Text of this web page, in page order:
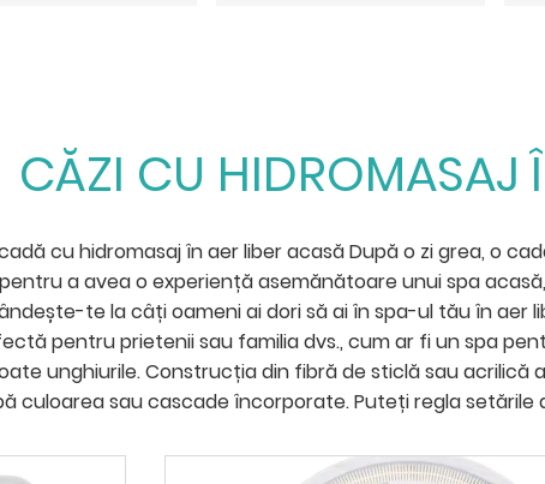
CĂZI CU HIDROMASAJ
cu hidromasaj în aer liber acasă După o zi grea, o
a avea o experiență asemănătoare unui spa
te la câți oameni ai dori să ai în spa-ul tău în aer
pentru prietenii sau familia dvs., cum ar fi un spa
unghiurile. Construcția din fibră de sticlă sau
culoarea sau cascade încorporate. Puteți regla setările